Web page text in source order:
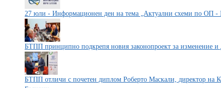
27 юли - Информационен ден на тема „Актуални схеми по ОП -
БТПП принципно подкрепя новия законопроект за изменение
БТПП отличи с почетен диплом Роберто Маскали, директор на